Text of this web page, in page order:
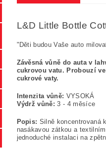
L&D Little Bottle
"Děti budou Vaše auto
Závěsná vůně do auta v
cukrovou vatu. Probouzí
cukrové vaty.
Intenzita vůně: VYSOKÁ
Výdrž vůně:3 - 4 měsíce
Popis: Silně koncentrovaná
nasákavou zátkou a
jednoduché instalaci na